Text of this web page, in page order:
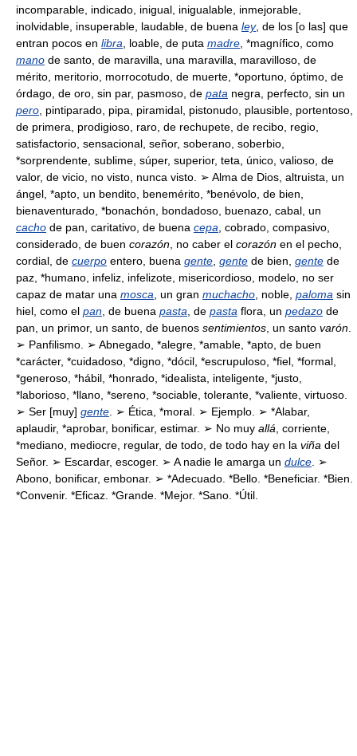
incomparable, indicado, inigual, inigualable, inmejorable,
inolvidable, insuperable, laudable, de buena ley, de los [o las] que
entran pocos en libra , loable, de puta madre , *magnífico, como
mano de santo, de maravilla, una maravilla, maravilloso, de
mérito, meritorio, morrocotudo, de muerte, *oportuno, óptimo, de
órdago, de oro, sin par, pasmoso, de pata negra, perfecto, sin un
pero , pintiparado, pipa, piramidal, pistonudo, plausible, portentoso,
de primera, prodigioso, raro, de rechupete, de recibo, regio,
satisfactorio, sensacional, señor, soberano, soberbio,
*sorprendente, sublime, súper, superior, teta, único, valioso, de
valor, de vicio, no visto, nunca visto. ➢ Alma de Dios, altruista, un
ángel, *apto, un bendito, benemérito, *benévolo, de bien,
bienaventurado, *bonachón, bondadoso, buenazo, cabal, un
cacho de pan, caritativo, de buena cepa , cobrado, compasivo,
considerado, de buen corazón , no caber el corazón en el pecho,
cordial, de cuerpo entero, buena gente gente de bien, gente de
paz, *humano, infeliz, infelizote, misericordioso, modelo, no ser
capaz de matar una mosca , un gran muchacho , noble, paloma sin
hiel, como el pan , de buena pasta , de pasta flora, un pedazo de
pan, un primor, un santo, de buenos sentimientos , un santo varón
➢ Panfilismo. ➢ Abnegado, *alegre, *amable, *apto, de buen
*carácter, *cuidadoso, *digno, *dócil, *escrupuloso, *fiel, *formal,
*generoso, *hábil, *honrado, *idealista, inteligente, *justo,
*laborioso, *llano, *sereno, *sociable, tolerante, *valiente, virtuoso.
➢ Ser [muy] gente . ➢ Ética, *moral. ➢ Ejemplo. ➢ *Alabar,
aplaudir, *aprobar, bonificar, estimar. ➢ No muy allá , corriente,
*mediano, mediocre, regular, de todo, de todo hay en la viña del
Señor. ➢ Escardar, escoger. ➢ A nadie le amarga un dulce . ➢
Abono, bonificar, embonar. ➢ *Adecuado. *Bello. *Beneficiar. *Bien.
*Convenir. *Eficaz. *Grande. *Mejor. *Sano. *Útil.